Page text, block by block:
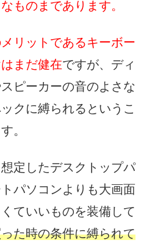
ものまであります。
リットであるキーボー
まだ健在ですが、ディ
ピーカーの音のよさな
クに縛られるというこ
。
定したデスクトップパ
パソコンよりも大画面
ていいものを装備して
た時の条件に縛られて